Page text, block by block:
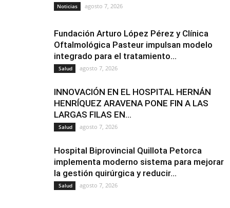
Noticias agosto 7, 2026
Fundación Arturo López Pérez y Clínica
Oftalmológica Pasteur impulsan modelo
integrado para el tratamiento...
Salud agosto 7, 2026
INNOVACIÓN EN EL HOSPITAL HERNÁN
HENRÍQUEZ ARAVENA PONE FIN A LAS
LARGAS FILAS EN...
Salud agosto 7, 2026
Hospital Biprovincial Quillota Petorca
implementa moderno sistema para mejorar
la gestión quirúrgica y reducir...
Salud agosto 7, 2026